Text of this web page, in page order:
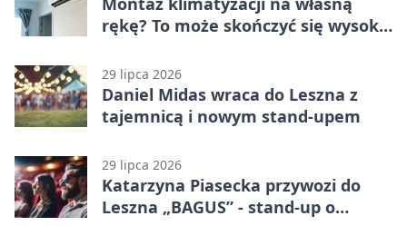
rękę? To może skończyć się wysoką
29 lipca 2026
Daniel Midas wraca do Leszna z
tajemnicą i nowym stand-upem
29 lipca 2026
Katarzyna Piasecka przywozi do
Leszna „BAGUS” - stand-up o